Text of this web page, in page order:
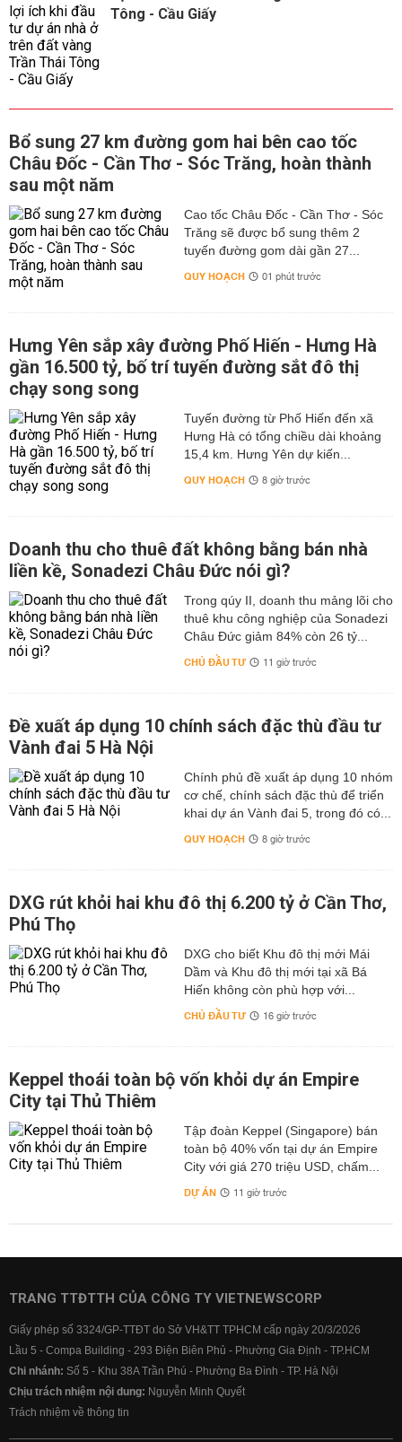
Tông - Cầu Giấy
Bổ sung 27 km đường gom hai bên cao tốc
Châu Đốc - Cần Thơ - Sóc Trăng, hoàn thành
sau một năm
Cao tốc Châu Đốc - Cần Thơ - Sóc
Trăng sẽ được bổ sung thêm 2
tuyến đường gom dài gần 27...
QUY HOẠCH 01 phút trước
Hưng Yên sắp xây đường Phố Hiến - Hưng Hà
gần 16.500 tỷ, bố trí tuyến đường sắt đô thị
chạy song song
Tuyến đường từ Phố Hiến đến xã
Hưng Hà có tổng chiều dài khoảng
15,4 km. Hưng Yên dự kiến...
QUY HOẠCH 8 giờ trước
Doanh thu cho thuê đất không bằng bán nhà
liền kề, Sonadezi Châu Đức nói gì?
Trong qúy II, doanh thu mảng lõi cho
thuê khu công nghiệp của Sonadezi
Châu Đức giảm 84% còn 26 tỷ...
CHỦ ĐẦU TƯ 11 giờ trước
Đề xuất áp dụng 10 chính sách đặc thù đầu tư
Vành đai 5 Hà Nội
Chính phủ đề xuất áp dụng 10 nhóm
cơ chế, chính sách đặc thù để triển
khai dự án Vành đai 5, trong đó có...
QUY HOẠCH 8 giờ trước
DXG rút khỏi hai khu đô thị 6.200 tỷ ở Cần Thơ,
Phú Thọ
DXG cho biết Khu đô thị mới Mái
Dầm và Khu đô thị mới tại xã Bá
Hiến không còn phù hợp với...
CHỦ ĐẦU TƯ 16 giờ trước
Keppel thoái toàn bộ vốn khỏi dự án Empire
City tại Thủ Thiêm
Tập đoàn Keppel (Singapore) bán
toàn bộ 40% vốn tại dự án Empire
City với giá 270 triệu USD, chấm...
DỰ ÁN 11 giờ trước
TRANG TTĐTTH CỦA CÔNG TY VIETNEWSCORP
Giấy phép số 3324/GP-TTĐT do Sở VH&TT TPHCM cấp ngày 20/3/2026
Lầu 5 - Compa Building - 293 Điện Biên Phủ - Phường Gia Định - TP.HCM
Chi nhánh: Số 5 - Khu 38A Trần Phú - Phường Ba Đình - TP. Hà Nội
Chịu trách nhiệm nội dung: Nguyễn Minh Quyết
Trách nhiệm về thông tin